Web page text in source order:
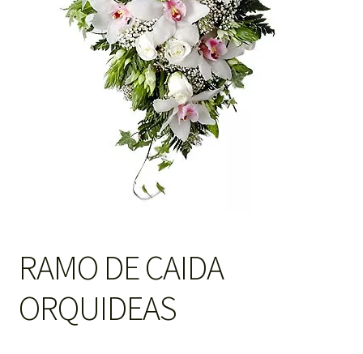
RAMO DE CAIDA
ORQUIDEAS